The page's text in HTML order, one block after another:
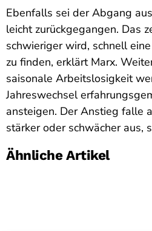
Ebenfalls sei der Abgang
leicht zurückgegangen. Das
schwieriger wird, schnell
zu finden, erklärt Marx.
saisonale Arbeitslosigkeit
Jahreswechsel
ansteigen. Der Anstieg falle
stärker oder schwächer aus,
Ähnliche Artikel